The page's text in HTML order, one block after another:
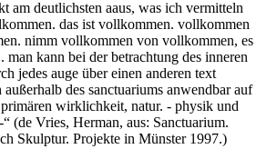
am deutlichsten aaus, was ich vermitteln
das ist vollkommen. vollkommen
nimm vollkommen von vollkommen, es
kann bei der betrachtung des inneren
jedes auge über einen anderen text
des sanctuariums anwendbar auf
wirklichkeit, natur. - physik und
(de Vries, Herman, aus: Sanctuarium.
Skulptur. Projekte in Münster 1997.)